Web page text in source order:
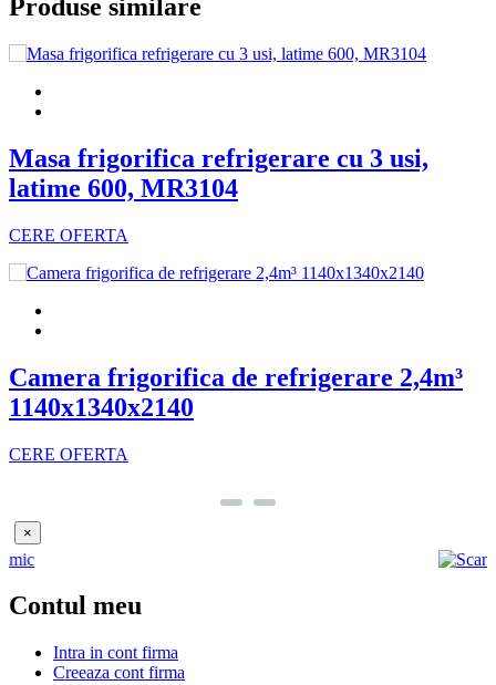
Produse similare
Masa frigorifica refrigerare cu 3 usi,
latime 600, MR3104
CERE OFERTA
Camera frigorifica de refrigerare 2,4m³
1140x1340x2140
CERE OFERTA
×
Contul meu
Intra in cont firma
Creeaza cont firma